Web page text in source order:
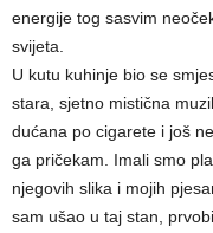
energije tog sasvim
svijeta.
U kutu kuhinje bio se
stara, sjetno mistična
dućana po cigarete i još
ga pričekam. Imali smo
njegovih slika i mojih
sam ušao u taj stan,